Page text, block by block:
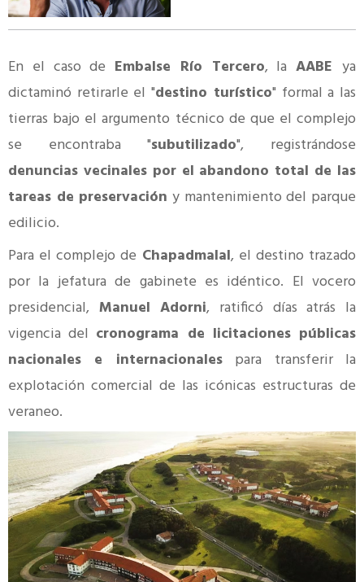
En el caso de Embalse Río Tercero, laAABEya
dictaminó retirarle el "destino turístico" formal a las
tierras bajo el argumento técnico de que el complejo
se encontraba "subutilizado", registrándose
denuncias vecinales por el abandono total de las
tareas de preservación y mantenimiento del parque
edilicio.
Para el complejo de Chapadmalal, el destino trazado
por la jefatura de gabinete es idéntico. El vocero
presidencial, Manuel Adorni, ratificó días atrás la
vigencia del cronograma de licitaciones públicas
nacionales e internacionalespara transferir la
explotación comercial de las icónicas estructuras de
veraneo.